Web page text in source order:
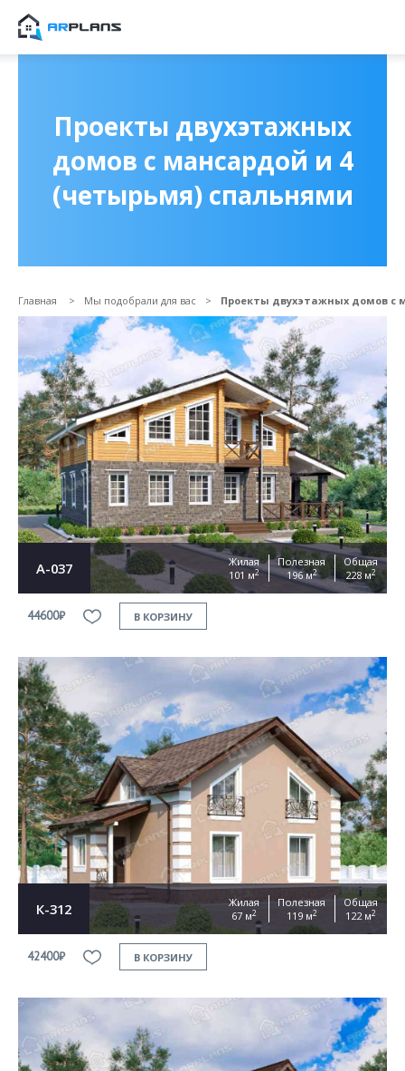
Проекты двухэтажных
домов с мансардой и 4
(четырьмя) спальнями
Главная Мы подобрали для вас Проекты двухэтажных домов с
А-037
Жилая
101 м2
Полезная
196 м2
Общая
228 м2
44600₽ В КОРЗИНУ
К-312
Жилая
67 м2
Полезная
119 м2
Общая
122 м2
42400₽ В КОРЗИНУ
Прикрепить файл
Согласен на обработку персональных данных
This site is protected by reCAPTCHA and the GooglePrivacy PolicyandTerms of Service
ОТПРАВИТЬ